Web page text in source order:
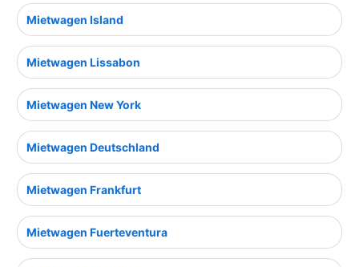
Mietwagen Island
Mietwagen Lissabon
Mietwagen New York
Mietwagen Deutschland
Mietwagen Frankfurt
Mietwagen Fuerteventura